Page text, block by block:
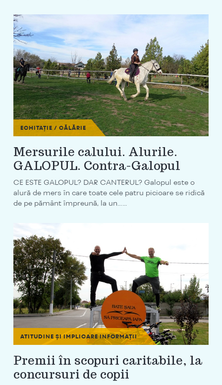
ECHITAȚIE / CĂLĂRIE
Mersurile calului. Alurile.
GALOPUL. Contra-Galopul
CE ESTE GALOPUL? DAR CANTERUL? Galopul este o
alură de mers în care toate cele patru picioare se ridică
de pe pământ împreună, la un…...
ATITUDINE ȘI IMPLICARE INFORMAȚII
Premii în scopuri caritabile, la
concursuri de copii